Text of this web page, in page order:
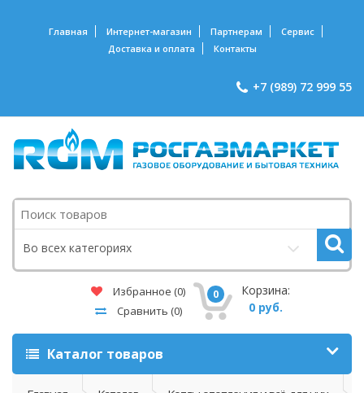
Главная Интернет-магазин Партнерам
Сервис
Доставка и оплата
Контакты
+7 (989) 72 999 55
Поиск
Во всех категориях
Избранное (0)
Сравнить (0)
0
Корзина:
0 руб.
Каталог товаров